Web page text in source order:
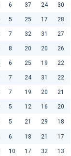
6 37 24 30
5 25 17 28
7 32 31 27
8 20 20 26
6 25 19 22
7 24 31 22
7 19 20 21
5 12 16 20
5 21 29 18
6 18 21 17
10 17 32 13